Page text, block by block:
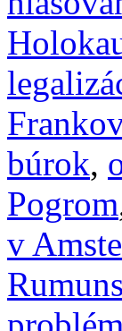
búrok,
Pogrom
v